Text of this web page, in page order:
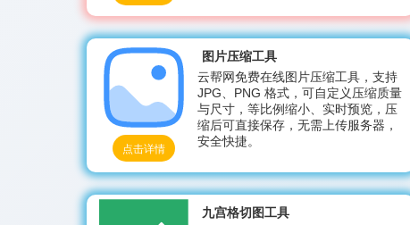
点击详情
图片压缩工具
云帮网免费在线图片压缩工具，支持
JPG、PNG 格式，可自定义压缩质量
与尺寸，等比例缩小、实时预览，压
缩后可直接保存，无需上传服务器，
安全快捷。
九宫格切图工具